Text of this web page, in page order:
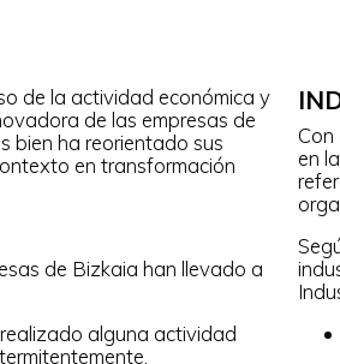
de la actividad económica y
de las empresas de
bien ha reorientado sus
en transformación
de Bizkaia han llevado a
alguna actividad
en